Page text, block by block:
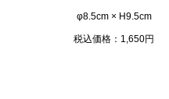
φ8.5cm × H9.5cm
税込価格：1,650円